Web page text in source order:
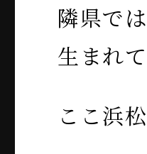
隣県で
生まれ
ここ浜